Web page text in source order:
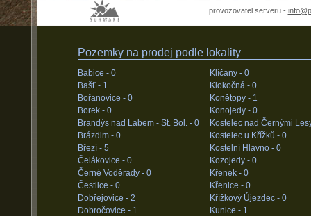
provozovatel serveru -
Pozemky na prodej podle lokality
Babice - 0
Bašť - 1
Bořanovice - 0
Borek - 0
Brandýs nad Labem - St. Bol. - 0
Brázdim - 0
Březí - 5
Čelákovice - 0
Černé Voděrady - 0
Čestlice - 0
Dobřejovice - 2
Dobročovice - 1
Klíčany - 0
Klokočná - 0
Konětopy - 1
Konojedy - 0
Kostelec nad Černými
Kostelec u Křížků - 0
Kostelní Hlavno - 0
Kozojedy - 0
Křenek - 0
Křenice - 0
Křížkový Újezdec - 0
Kunice - 1